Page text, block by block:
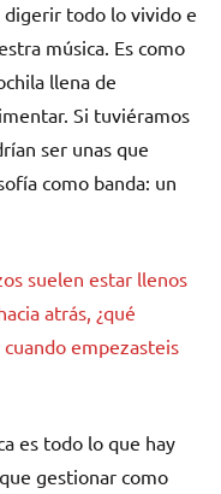
digerir todo lo vivido e
música. Es como
llena de
Si tuviéramos
ser unas que
como banda: un
suelen estar llenos
atrás, ¿qué
empezasteis
es todo lo que hay
gestionar como